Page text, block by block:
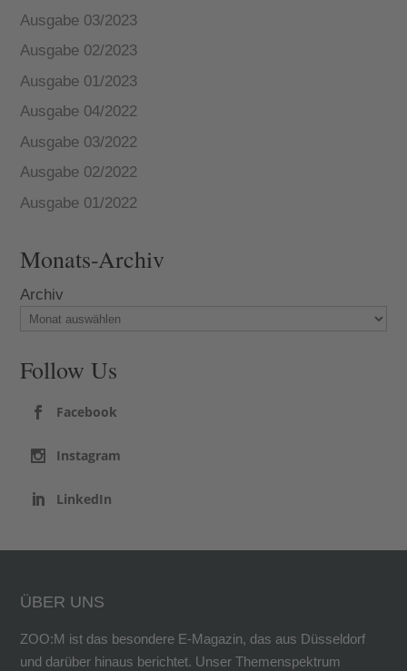
Ausgabe 03/2023
Ausgabe 02/2023
Ausgabe 01/2023
Ausgabe 04/2022
Ausgabe 03/2022
Ausgabe 02/2022
Ausgabe 01/2022
Monats-Archiv
Archiv
Follow Us
Facebook
Instagram
LinkedIn
ÜBER UNS
ZOO:M ist das besondere E-Magazin, das aus Düsseldorf
und darüber hinaus berichtet. Unser Themenspektrum